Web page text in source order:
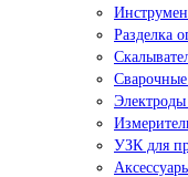
Разделка
Электроды
УЗК для